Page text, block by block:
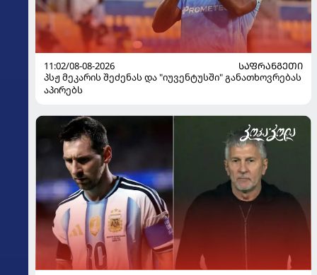
11:02/08-08-2026
ᲡᲐᲤᲠᲐᲜᲒᲔᲗᲘ
პსჟ მეკარის შეძენას და "იუვენტუსში" განათხოვრებას
აპირებს